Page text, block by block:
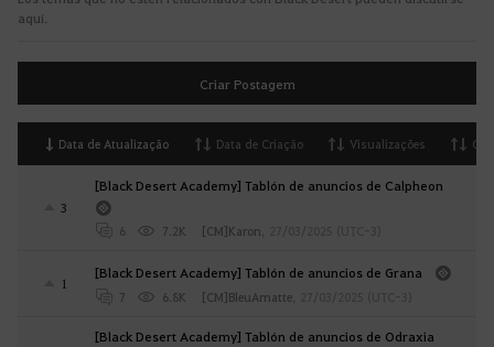
aquí.
Criar Postagem
Data de Atualização Data de Criação Visualizações
3
[Black Desert Academy] Tablón de anuncios de Calpheon
6 7.2K [CM]Karon
1
[Black Desert Academy] Tablón de anuncios de Grana
7 6.8K [CM]BleuArnatte,
[Black Desert Academy] Tablón de anuncios de Odraxia